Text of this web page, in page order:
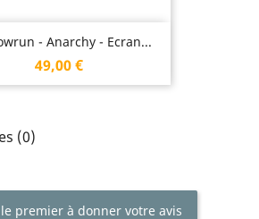
- Anarchy - Ecran...
Prix
49,00 €
(0)
le premier à donner votre avis